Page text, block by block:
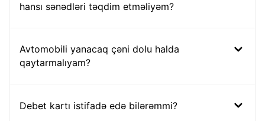
hansı sənədləri təqdim etməliyəm?
Avtomobili yanacaq çəni dolu halda
qaytarmalıyam?
Debet kartı istifadə edə bilərəmmi?